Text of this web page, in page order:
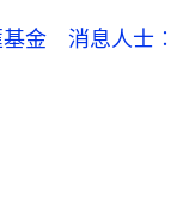
金 消息人士︰